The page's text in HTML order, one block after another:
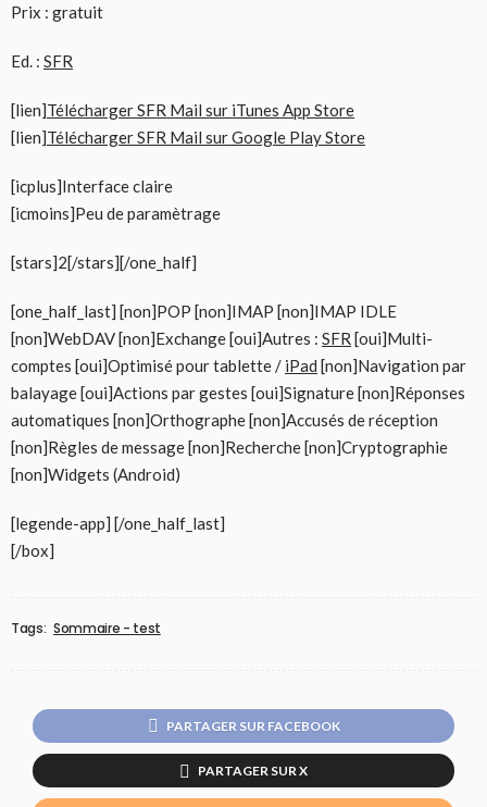
Prix : gratuit
Ed. : SFR
[lien]Télécharger SFR Mail sur iTunes App Store
[lien]Télécharger SFR Mail sur Google Play Store
[icplus]Interface claire
[icmoins]Peu de paramètrage
[stars]2[/stars][/one_half]
[one_half_last] [non]POP [non]IMAP [non]IMAP IDLE
[non]WebDAV [non]Exchange [oui]Autres : SFR [oui]Multi-
comptes [oui]Optimisé pour tablette / iPad [non]Navigation par
balayage [oui]Actions par gestes [oui]Signature [non]Réponses
automatiques [non]Orthographe [non]Accusés de réception
[non]Règles de message [non]Recherche [non]Cryptographie
[non]Widgets (Android)
[legende-app] [/one_half_last]
[/box]
Tags: Sommaire - test
PARTAGER SUR FACEBOOK
PARTAGER SUR X